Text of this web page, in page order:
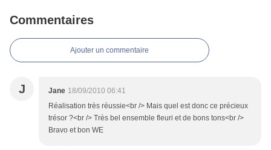
Commentaires
Ajouter un commentaire
J Jane 18/09/2010 06:41
Réalisation très réussie<br /> Mais quel est donc ce précieux
trésor ?<br /> Très bel ensemble fleuri et de bons tons<br />
Bravo et bon WE